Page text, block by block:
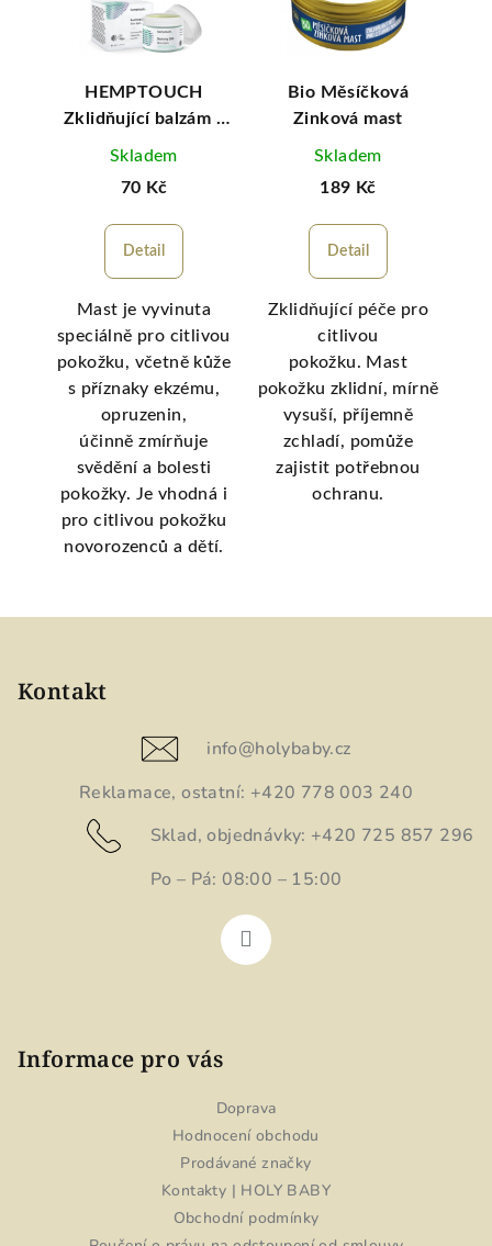
HEMPTOUCH
Zklidňující balzám s
Skladem
70 Kč
Detail
Mast je vyvinuta
speciálně pro citlivou
pokožku, včetně kůže
s příznaky ekzému,
opruzenin,
účinně zmírňuje
svědění a bolesti
pokožky. Je vhodná i
pro citlivou pokožku
novorozenců a dětí.
Bio Měsíčková
Zinková mast
Skladem
189 Kč
Detail
Zklidňující péče pro
citlivou
pokožku. Mast
pokožku zklidní, mírně
vysuší, příjemně
zchladí, pomůže
zajistit potřebnou
ochranu.
Kontakt
info@holybaby.cz
Reklamace, ostatní: +420 778 003 240
Sklad, objednávky: +420 725 857 296
Po – Pá: 08:00 – 15:00
Informace pro vás
Doprava
Hodnocení obchodu
Prodávané značky
Kontakty | HOLY BABY
Obchodní podmínky